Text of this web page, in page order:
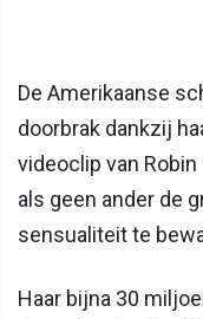
De Amerikaanse
doorbrak dankzij
videoclip van Robin
als geen ander de
sensualiteit te
Haar bijna 30